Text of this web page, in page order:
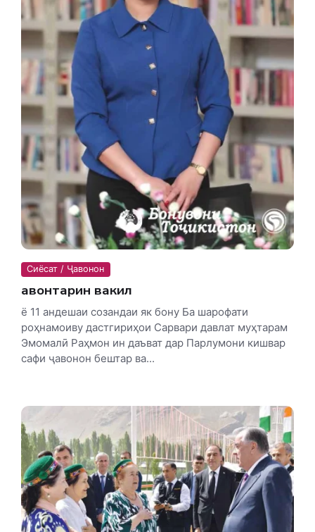
Сиёсат / Ҷавонон
Ҷавонтарин вакил
ё 11 андешаи созандаи як бону Ба шарофати
роҳнамоиву дастгириҳои Сарвари давлат муҳтарам
Эмомалӣ Раҳмон ин даъват дар Парлумони кишвар
сафи ҷавонон бештар ва...